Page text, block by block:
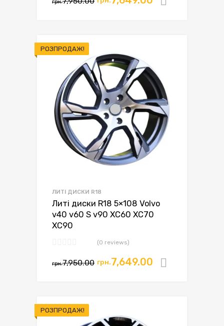
грн.
РОЗПРОДАЖ!
ЛИТІ ДИСКИ R18
Литі диски R18 5×108 Volvo
v40 v60 S v90 XC60 XC70
XC90
(0 reviews)
грн.7,950.00 грн.7,649.00
РОЗПРОДАЖ!